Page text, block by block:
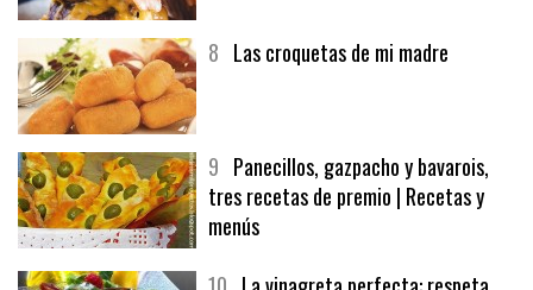
9Panecillos, gazpacho y bavarois,
tres recetas de premio | Recetas y
menús